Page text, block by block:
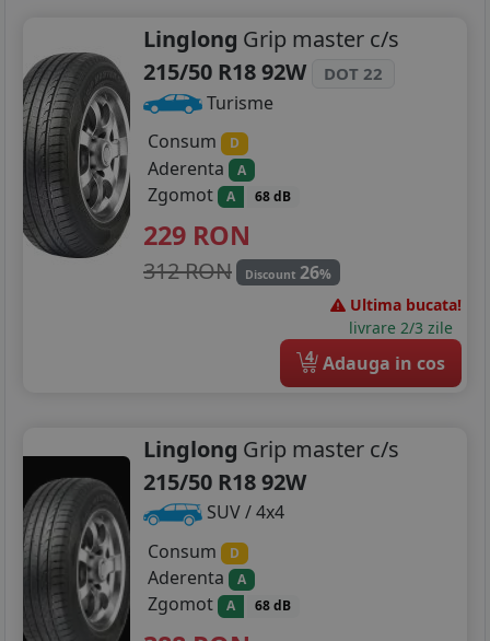
Linglong Grip master c/s
215/50 R18 92W
DOT 22
Turisme
Consum
D
Aderenta A
Zgomot A 68 dB
229 RON
312 RON Discount 26%
Ultima bucata!
livrare 2/3 zile
4 Adauga in cos
Linglong Grip master c/s
215/50 R18 92W
SUV / 4x4
Consum
D
Aderenta A
Zgomot A 68 dB